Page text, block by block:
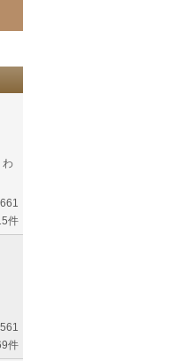
わ
件
件